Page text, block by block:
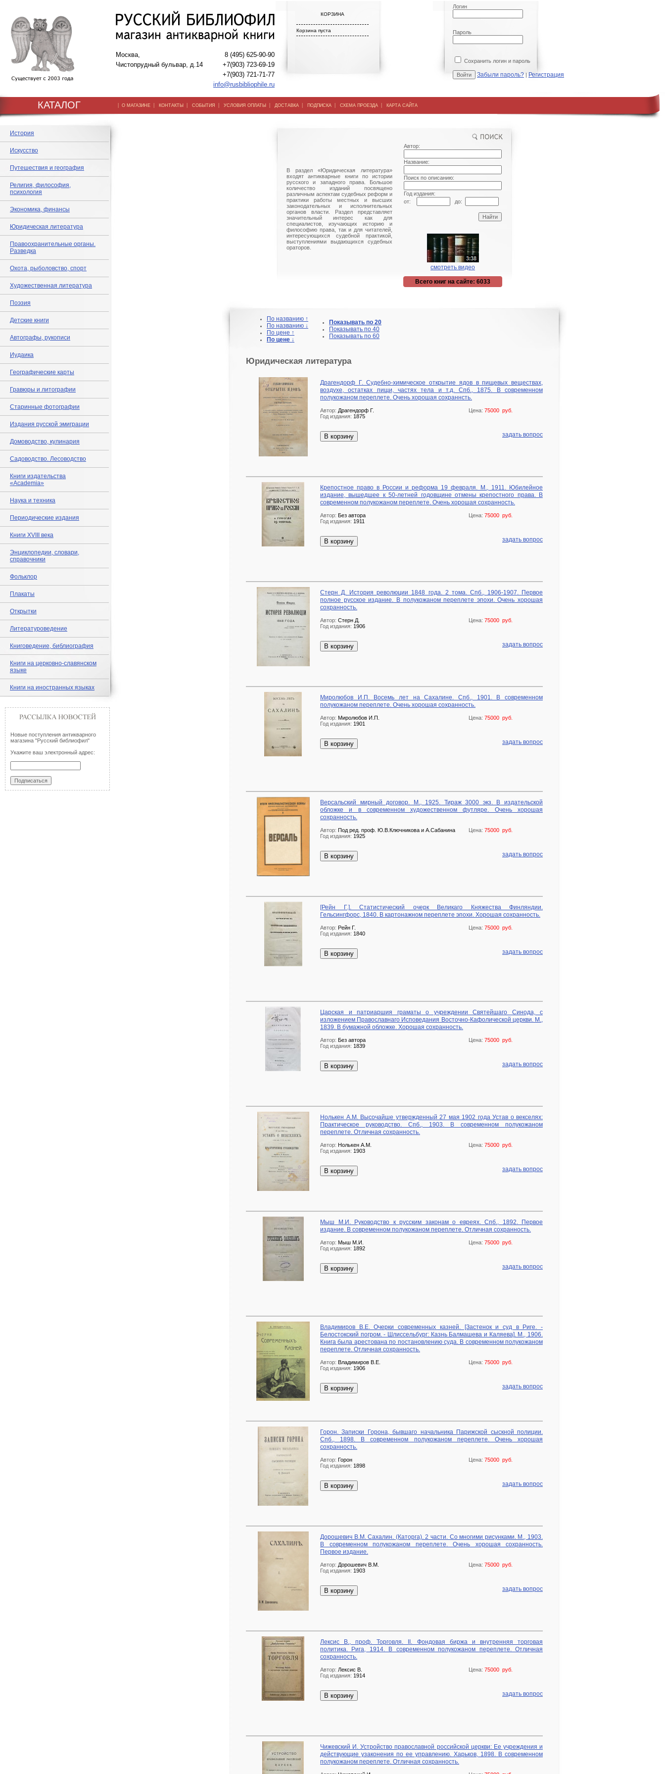
Москва,
Чистопрудный бульвар, д.14
8 (495) 625-90-90
+7(903) 723-69-19
+7(903) 721-71-77
info@rusbibliophile.ru
КОРЗИНА
Корзина пуста
Логин
Пароль
Сохранить логин и пароль
Забыли пароль? | Регистрация
КАТАЛОГ | О МАГАЗИНЕ | КОНТАКТЫ | СОБЫТИЯ | УСЛОВИЯ ОПЛАТЫ | ДОСТАВКА | ПОДПИСКА | СХЕМА ПРОЕЗДА | КАРТА САЙТА
История
Искусство
Путешествия и география
Религия, философия,
психология
Экономика, финансы
Юридическая литература
Правоохранительные органы.
Разведка
Охота, рыболовство, спорт
Художественная литература
Поэзия
Детские книги
Автографы, рукописи
Иудаика
Географические карты
Гравюры и литографии
Старинные фотографии
Издания русской эмиграции
Домоводство, кулинария
Садоводство. Лесоводство
Книги издательства
«Academia»
Наука и техника
Периодические издания
Книги XVIII века
Энциклопедии, словари,
справочники
Фольклор
Плакаты
Открытки
Литературоведение
Книговедение, библиография
Книги на церковно-славянском
языке
Книги на иностранных языках
Новые поступления антикварного
магазина "Русский библиофил"
Укажите ваш электронный адрес:
В раздел «Юридическая литература»
входят антикварные книги по истории
русского и западного права. Большое
количество изданий посвящено
различным аспектам судебных реформ и
практики работы местных и высших
законодательных и исполнительных
органов власти. Раздел представляет
значительный интерес как для
специалистов, изучающих историю и
философию права, так и для читателей,
интересующихся судебной практикой,
выступлениями выдающихся судебных
ораторов.
Автор:
Название:
Поиск по описанию:
Год издания:
от:
до:
смотреть видео
Всего книг на сайте: 6033
По названию ↑
По названию ↓
По цене ↑
По цене ↓
Показывать по 20
Показывать по 40
Показывать по 60
Юридическая литература
Драгендорф Г. Судебно-химическое открытие ядов в пищевых веществах,
воздухе, остатках пищи, частях тела и т.д. Спб., 1875. В современном
полукожаном переплете. Очень хорошая сохраннсть.
Цена: 75000 руб.
Автор: Драгендорф Г.
Год издания: 1875
В корзину задать вопрос
Крепостное право в России и реформа 19 февраля. М., 1911. Юбилейное
издание, вышедшее к 50-летней годовщине отмены крепостного права. В
современном полукожаном переплете. Очень хорошая сохранность.
Цена: 75000 руб.
Автор: Без автора
Год издания: 1911
В корзину задать вопрос
Стерн Д. История революции 1848 года. 2 тома. Спб., 1906-1907. Первое
полное русское издание. В полукожаном переплете эпохи. Очень хорошая
сохранность.
Цена: 75000 руб.
Автор: Стерн Д.
Год издания: 1906
В корзину задать вопрос
Миролюбов И.П. Восемь лет на Сахалине. Спб., 1901. В современном
полукожаном переплете. Очень хорошая сохранность.
Цена: 75000 руб.
Автор: Миролюбов И.П.
Год издания: 1901
В корзину задать вопрос
Версальский мирный договор. М., 1925. Тираж 3000 экз. В издательской
обложке и в современном художественном футляре. Очень хорошая
сохранность.
Цена: 75000 руб.
Автор: Под ред. проф. Ю.В.Ключникова и А.Сабанина
Год издания: 1925
В корзину задать вопрос
[Рейн Г.]. Статистический очерк Великаго Княжества Финляндии.
Гельсингфорс, 1840. В картонажном переплете эпохи. Хорошая сохранность.
Цена: 75000 руб.
Автор: Рейн Г.
Год издания: 1840
В корзину задать вопрос
Царская и патриаршия граматы о учреждении Святейшаго Синода, с
изложением Православнаго Исповедания Восточно-Кафолической церкви. М.,
1839. В бумажной обложке. Хорошая сохранность.
Цена: 75000 руб.
Автор: Без автора
Год издания: 1839
В корзину задать вопрос
Нолькен А.М. Высочайше утвержденный 27 мая 1902 года Устав о векселях:
Практическое руководство. Спб., 1903. В современном полукожаном
переплете. Отличная сохранность.
Цена: 75000 руб.
Автор: Нолькен А.М.
Год издания: 1903
В корзину задать вопрос
Мыш М.И. Руководство к русским законам о евреях. Спб., 1892. Первое
издание. В современном полукожаном переплете. Отличная сохранность.
Цена: 75000 руб.
Автор: Мыш М.И.
Год издания: 1892
В корзину задать вопрос
Владимиров В.Е. Очерки современных казней. [Застенок и суд в Риге. -
Белостокский погром. - Шлиссельбург: Казнь Балмашева и Каляева]. М., 1906.
Книга была арестована по постановлению суда. В современном полукожаном
переплете. Отличная сохранность.
Цена: 75000 руб.
Автор: Владимиров В.Е.
Год издания: 1906
В корзину задать вопрос
Горон. Записки Горона, бывшаго начальника Парижской сыскной полиции.
Спб., 1898. В современном полукожаном переплете. Очень хорошая
сохранность.
Цена: 75000 руб.
Автор: Горон
Год издания: 1898
В корзину задать вопрос
Дорошевич В.М. Сахалин. (Каторга). 2 части. Со многими рисунками. М., 1903.
В современном полукожаном переплете. Очень хорошая сохранность.
Первое издание.
Цена: 75000 руб.
Автор: Дорошевич В.М.
Год издания: 1903
В корзину задать вопрос
Лексис В., проф. Торговля. II. Фондовая биржа и внутренняя торговая
политика. Рига, 1914. В современном полукожаном переплете. Отличная
сохранность.
Цена: 75000 руб.
Автор: Лексис В.
Год издания: 1914
В корзину задать вопрос
Чижевский И. Устройство православной российской церкви: Ее учреждения и
действующие узаконения по ее управлению. Харьков, 1898. В современном
полукожаном переплете. Отличная сохранность.